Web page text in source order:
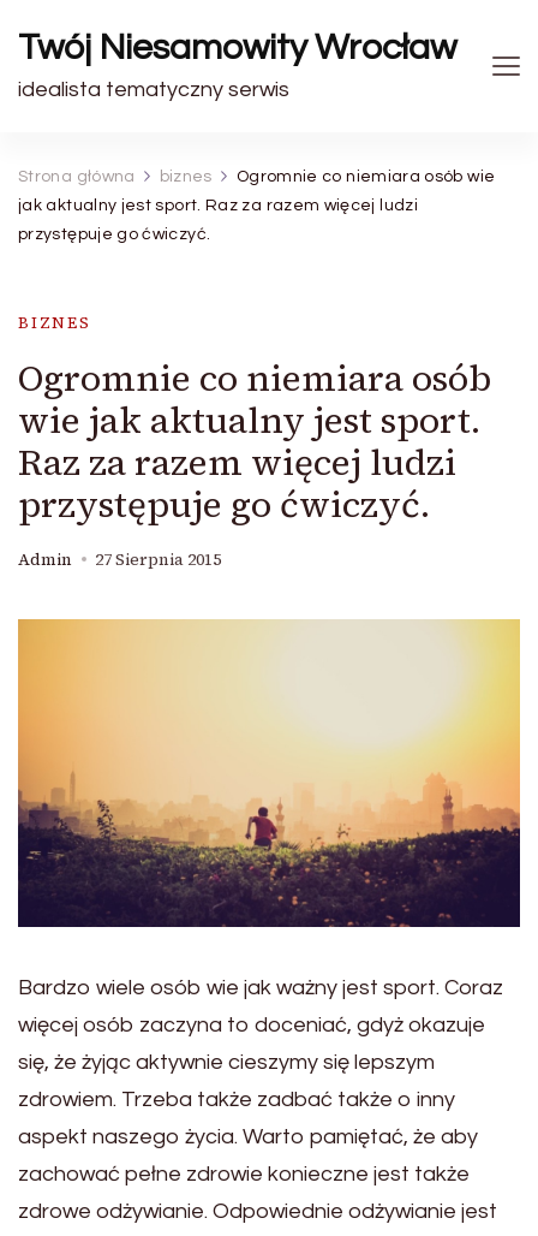
Twój Niesamowity Wrocław
idealista tematyczny serwis
Strona główna biznes
Ogromnie co niemiara osób wie
jak aktualny jest sport. Raz za razem więcej ludzi
przystępuje go ćwiczyć.
BIZNES
Ogromnie co niemiara osób
wie jak aktualny jest sport.
Raz za razem więcej ludzi
przystępuje go ćwiczyć.
Admin 27 Sierpnia 2015
Bardzo wiele osób wie jak ważny jest sport. Coraz
więcej osób zaczyna to doceniać, gdyż okazuje
się, że żyjąc aktywnie cieszymy się lepszym
zdrowiem. Trzeba także zadbać także o inny
aspekt naszego życia. Warto pamiętać, że aby
zachować pełne zdrowie konieczne jest także
zdrowe odżywianie. Odpowiednie odżywianie jest